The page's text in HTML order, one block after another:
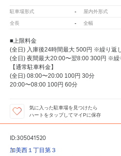
駐車場形式 - 屋内外形式
全長 - 全幅
■上限料金
(全日) 入庫後24時間最大 500円 ※繰り返
(全日) 夜間最大20:00〜翌8:00 300円 ※繰
【通常駐車料金】
(全日) 08:00〜20:00 100円 30分
20:00〜08:00 100円 60分
気に入った駐車場を見つけたら
ハートをタップしてマイPに保存
ID:305041520
加美西１丁目第３